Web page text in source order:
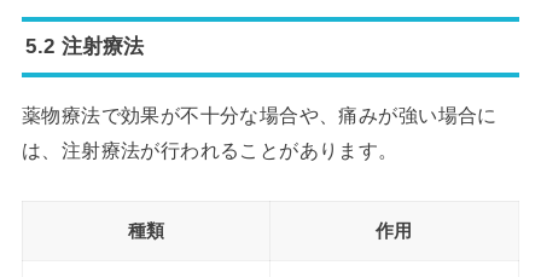
5.2 注射療法
薬物療法で効果が不十分な場合や、痛みが強い場合に
は、注射療法が行われることがあります。
種類 作用